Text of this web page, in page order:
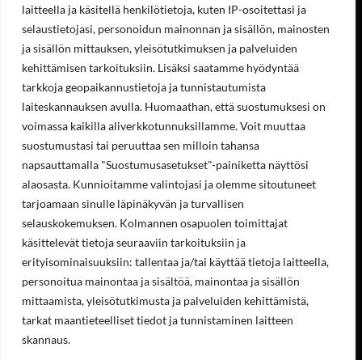
laitteella ja käsitellä henkilötietoja, kuten IP-osoitettasi ja
selaustietojasi, personoidun mainonnan ja sisällön, mainosten
ja sisällön mittauksen, yleisötutkimuksen ja palveluiden
kehittämisen tarkoituksiin. Lisäksi saatamme hyödyntää
tarkkoja geopaikannustietoja ja tunnistautumista
laiteskannauksen avulla. Huomaathan, että suostumuksesi on
voimassa kaikilla aliverkkotunnuksillamme. Voit muuttaa
suostumustasi tai peruuttaa sen milloin tahansa
napsauttamalla "Suostumusasetukset"-painiketta näyttösi
alaosasta. Kunnioitamme valintojasi ja olemme sitoutuneet
tarjoamaan sinulle läpinäkyvän ja turvallisen
selauskokemuksen. Kolmannen osapuolen toimittajat
käsittelevät tietoja seuraaviin tarkoituksiin ja
erityisominaisuuksiin: tallentaa ja/tai käyttää tietoja laitteella,
personoitua mainontaa ja sisältöä, mainontaa ja sisällön
mittaamista, yleisötutkimusta ja palveluiden kehittämistä,
tarkat maantieteelliset tiedot ja tunnistaminen laitteen
skannaus.
Tietoa meistä
Yhteystiedot
Työpaikat
Ympäristöohjelma
Rekisteriseloste
Laskutustiedot
Asiakastilin avaaminen
Tilaukset ja palautukset verkkokaupasta
Valikko
Koneet ja laitteet
Teollisuustuotteet
Hinnastot & esitteet
Huoltopalvelut
Uutisblogi
Hae sivuilta
Aukioloajat
Ma-Pe 8:00-16.00